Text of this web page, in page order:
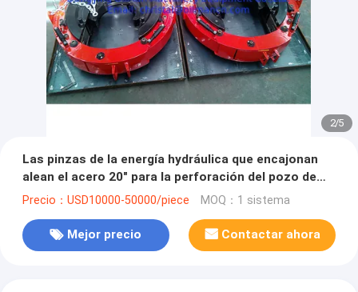
2/5
Las pinzas de la energía hydráulica que encajonan
alean el acero 20" para la perforación del pozo de
petróleo
Precio：USD10000-50000/piece MOQ：1 sistema
Mejor precio Contactar ahora